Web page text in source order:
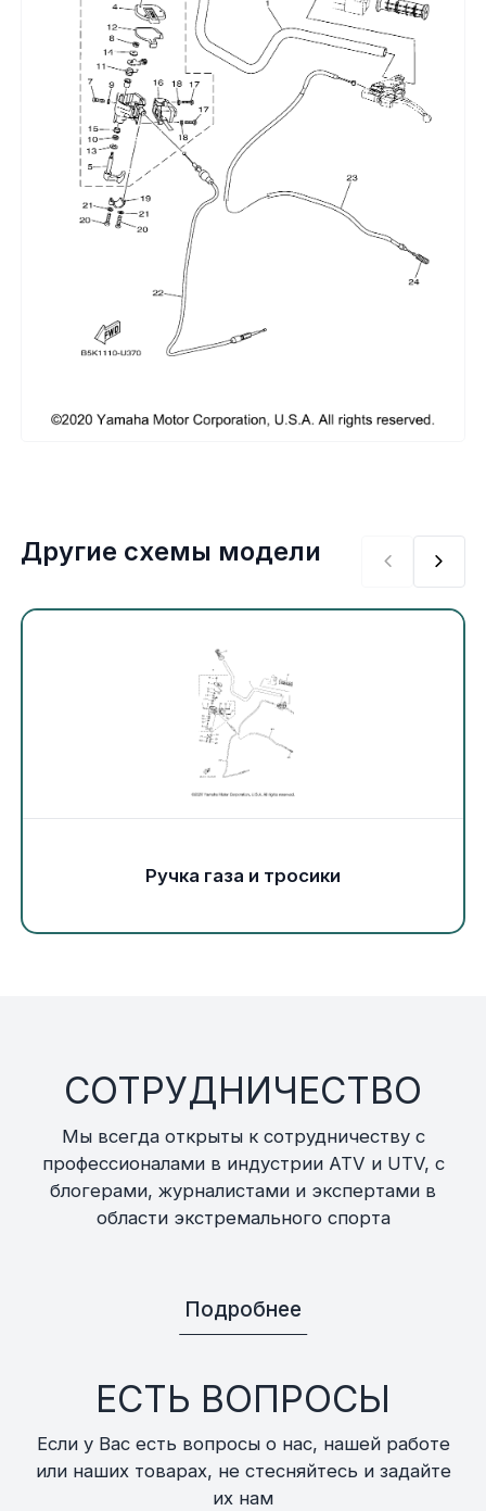
Топливная система
Тормозная система
Трансмиссия
Управление
Хранение и перевозка
Шноркели
Электрика
Другое
Движители (гребные винты)
Швартовное оборудование
Якорное оборудование
Другие схемы модели
Ручка газа и тросики
СОТРУДНИЧЕСТВО
Мы всегда открыты к сотрудничеству с
профессионалами в индустрии ATV и UTV, с
блогерами, журналистами и экспертами в
области экстремального спорта
Подробнее
ЕСТЬ ВОПРОСЫ
Если у Вас есть вопросы о нас, нашей работе
или наших товарах, не стесняйтесь и задайте
их нам